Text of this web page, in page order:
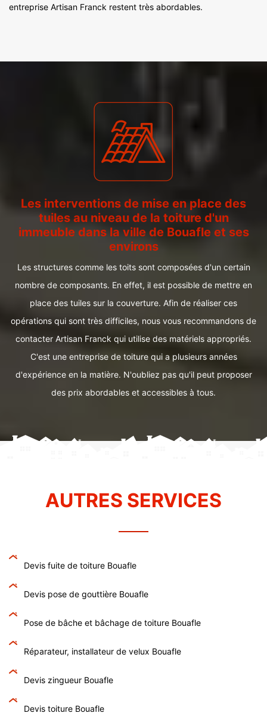
entreprise Artisan Franck restent très abordables.
Les interventions de mise en place des
tuiles au niveau de la toiture d'un
immeuble dans la ville de Bouafle et ses
environs
Les structures comme les toits sont composées d'un certain
nombre de composants. En effet, il est possible de mettre en
place des tuiles sur la couverture. Afin de réaliser ces
opérations qui sont très difficiles, nous vous recommandons de
contacter Artisan Franck qui utilise des matériels appropriés.
C'est une entreprise de toiture qui a plusieurs années
d'expérience en la matière. N'oubliez pas qu'il peut proposer
des prix abordables et accessibles à tous.
AUTRES SERVICES
Devis fuite de toiture Bouafle
Devis pose de gouttière Bouafle
Pose de bâche et bâchage de toiture Bouafle
Réparateur, installateur de velux Bouafle
Devis zingueur Bouafle
Devis toiture Bouafle